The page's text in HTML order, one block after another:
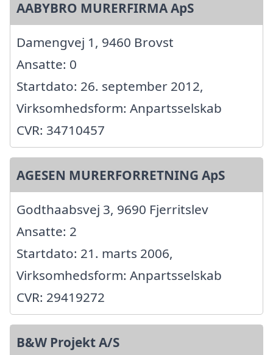
AABYBRO MURERFIRMA ApS
Damengvej 1, 9460 Brovst
Ansatte: 0
Startdato: 26. september 2012,
Virksomhedsform: Anpartsselskab
CVR: 34710457
AGESEN MURERFORRETNING ApS
Godthaabsvej 3, 9690 Fjerritslev
Ansatte: 2
Startdato: 21. marts 2006,
Virksomhedsform: Anpartsselskab
CVR: 29419272
B&W Projekt A/S